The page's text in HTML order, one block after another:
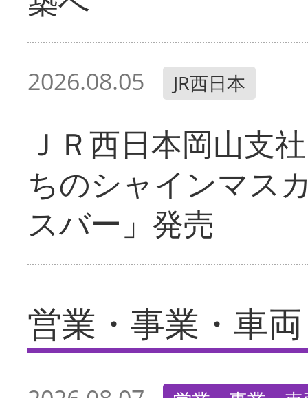
2026.08.05 JR西日本
ＪＲ西日本岡山支
ちのシャインマス
スバー」発売
営業・事業・車両